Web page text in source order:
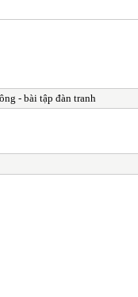
- bài tập đàn tranh